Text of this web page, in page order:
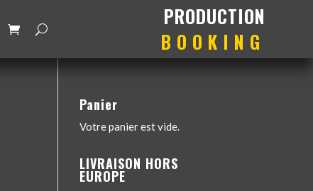
production
booking
Panier
Votre panier est vide.
LIVRAISON HORS
EUROPE